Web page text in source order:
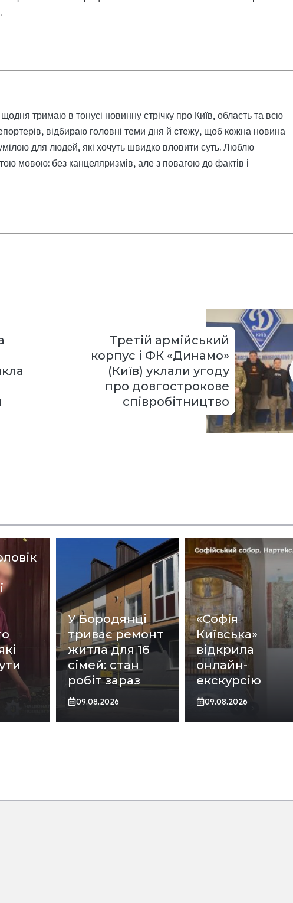
тримаю в тонусі новинну стрічку про Київ, область та всю
відбираю головні теми дня й стежу, щоб кожна новина
для людей, які хочуть швидко вловити суть. Люблю
мовою: без канцеляризмів, але з повагою до фактів і
Третій армійський
корпус і ФК «Динамо»
(Київ) уклали угоду
про довгострокове
співробітництво
У Бородянці
триває ремонт
житла для 16
сімей: стан
робіт зараз
09.08.2026
«Софія
Київська»
відкрила
онлайн-
екскурсію
09.08.2026